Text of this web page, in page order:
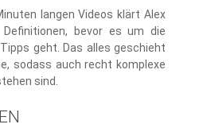
langen Videos klärt Alex
bevor es um die
geht. Das alles geschieht
sodass auch recht komplexe
sind.